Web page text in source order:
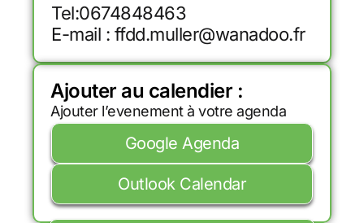
Tel:0674848463
E-mail : ffdd.muller@wanadoo.fr
Ajouter au calendier :
Ajouter l’evenement à votre agenda
Google Agenda
Outlook Calendar